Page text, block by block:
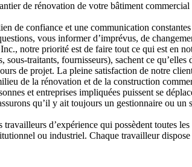
de rénovation de votre bâtiment
de confiance et une communication
vous informer d’imprévus, de
notre priorité est de faire tout ce qui est en
traitants, fournisseurs), sachent ce
de projet. La pleine satisfaction de notre
de la rénovation et de la construction
et entreprises impliquées puissent se
qu’il y ait toujours un gestionnaire ou
travailleurs d’expérience qui possèdent toutes
ou industriel. Chaque travailleur